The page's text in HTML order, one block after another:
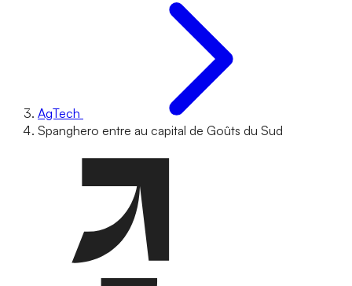
AgTech
Spanghero entre au capital de Goûts du Sud